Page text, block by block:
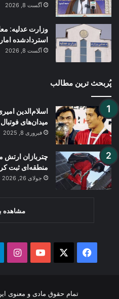
آگست 8, 2026
وزارت عدلیه:
استردادشده
آگست 8, 2026
پُربحث ترین مطالب
میدان‌های
فبروری 8, 2025
چتربازان ارتش
منطقه‌ای ثبت
جولای 26, 2026
مشاهده
Facebook
YouTube
تمام حقوق مادی و معنوی